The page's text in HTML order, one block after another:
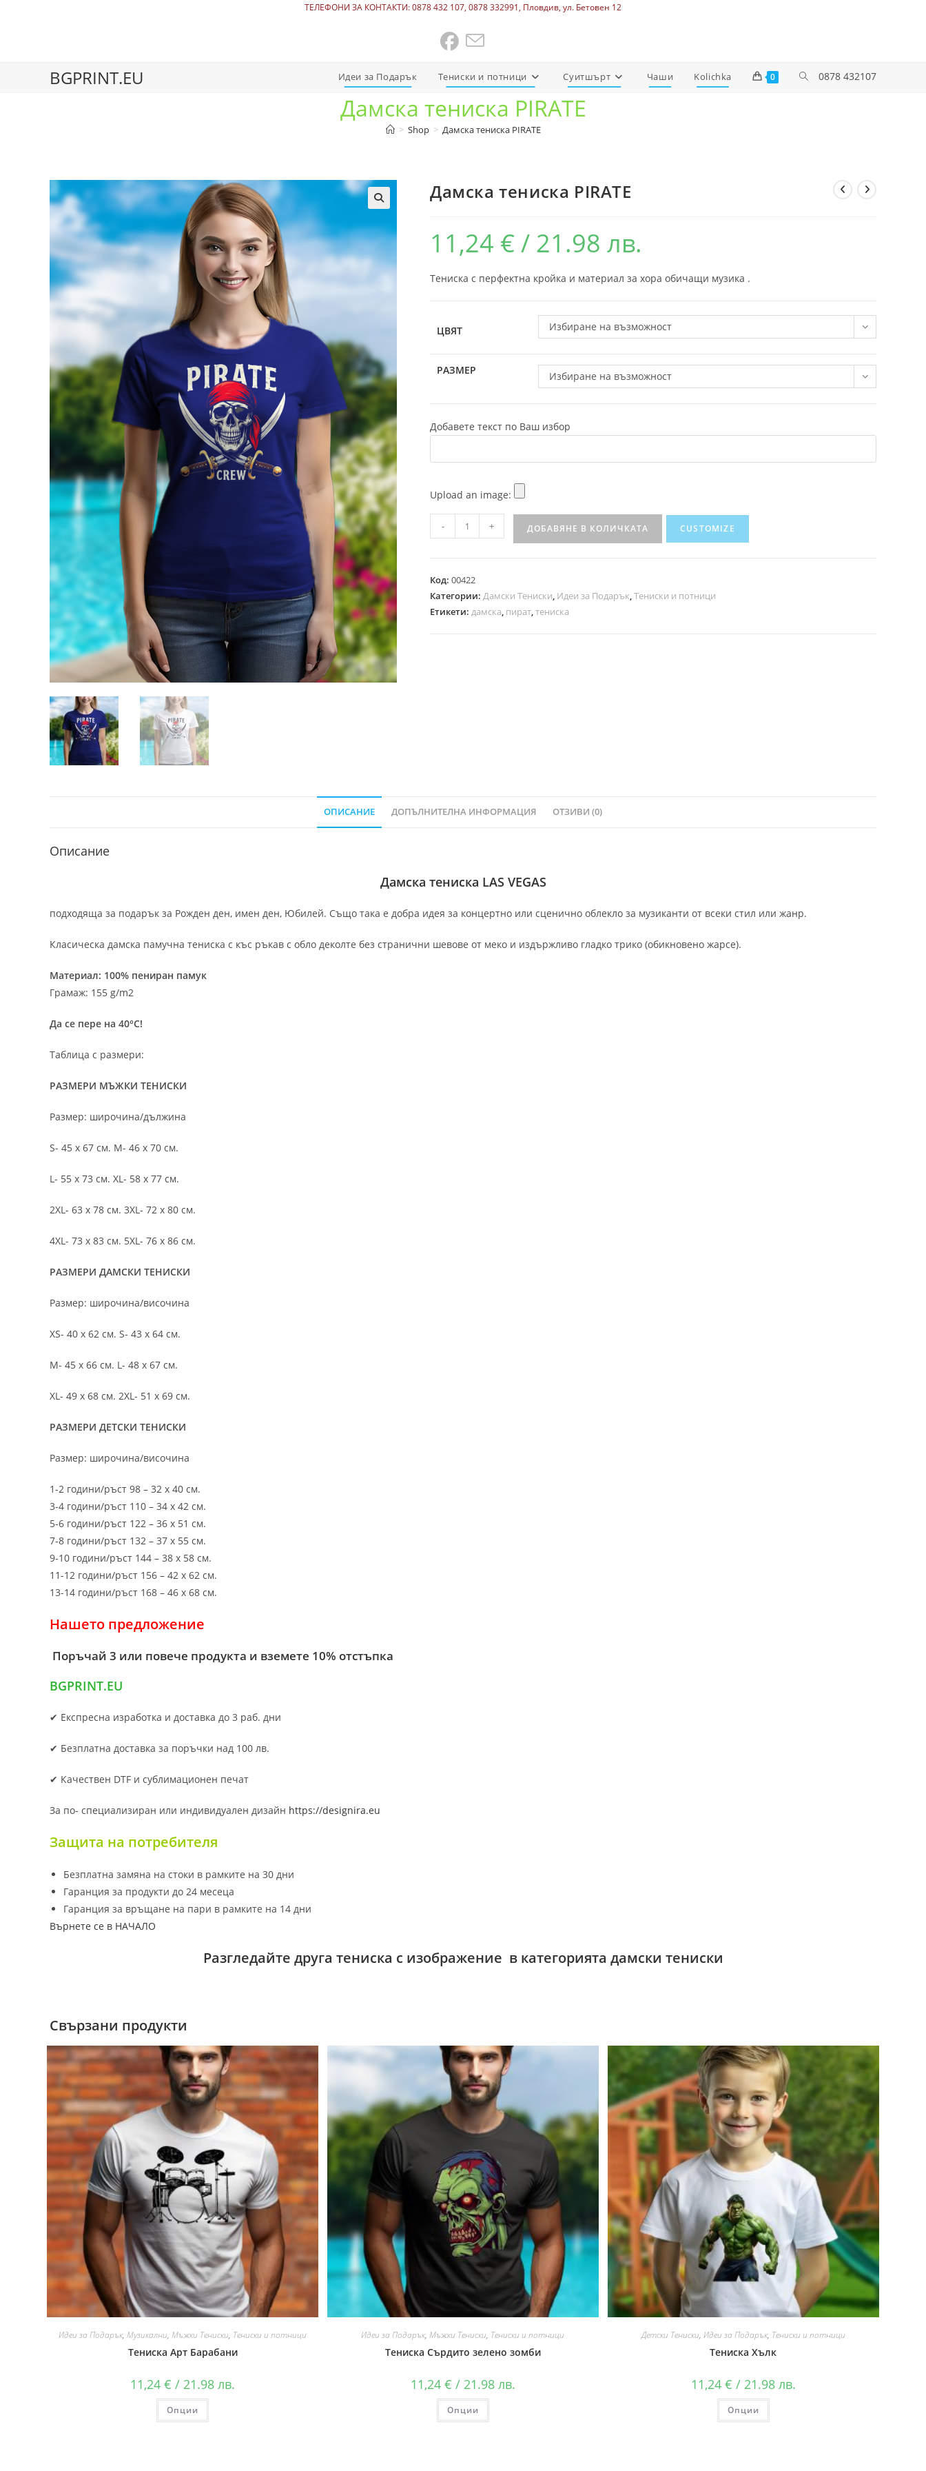
ТЕЛЕФОНИ ЗА КОНТАКТИ: 0878 432 107, 0878 332991, Пловдив, ул. Бетовен 12
BGPRINT.EU 0878 432107
Идеи за Подарък Тениски и потници Суитшърт Чаши Kolichka 0
Дамска тениска PIRATE
> Shop > Дамска тениска PIRATE
Дамска тениска PIRATE
11,24 € / 21.98 лв.
Тениска с перфектна кройка и материал за хора обичащи музика .
ЦВЯТ Избиране на възможност
РАЗМЕР Избиране на възможност
Добавете текст по Ваш избор
Upload an image:
- + ДОБАВЯНЕ В КОЛИЧКАТА CUSTOMIZE
Код: 00422
Категории: Дамски Тениски, Идеи за Подарък,Тениски и потници
Етикети: дамска, пират,тениска
ОПИСАНИЕ ДОПЪЛНИТЕЛНА ИНФОРМАЦИЯ ОТЗИВИ (0)
Описание
Дамска тениска LAS VEGAS
подходяща за подарък за Рожден ден, имен ден, Юбилей. Също така е добра идея за концертно или сценично облекло за музиканти от всеки стил или жанр.
Класическа дамска памучна тениска с къс ръкав с обло деколте без странични шевове от меко и издържливо гладко трико (обикновено жарсе).
Материал: 100% пениран памук
Грамаж: 155 g/m2
Да се пере на 40°C!
Таблица с размери:
РАЗМЕРИ МЪЖКИ ТЕНИСКИ
Размер: широчина/дължина
S- 45 х 67 см. M- 46 х 70 см.
L- 55 х 73 см. XL- 58 х 77 см.
2XL- 63 х 78 см. 3XL- 72 х 80 см.
4XL- 73 х 83 см. 5XL- 76 х 86 см.
РАЗМЕРИ ДАМСКИ ТЕНИСКИ
Размер: широчина/височина
XS- 40 х 62 см. S- 43 х 64 см.
M- 45 х 66 см. L- 48 х 67 см.
XL- 49 х 68 см. 2XL- 51 х 69 см.
РАЗМЕРИ ДЕТСКИ ТЕНИСКИ
Размер: широчина/височина
1-2 години/ръст 98 – 32 х 40 см.
3-4 години/ръст 110 – 34 х 42 см.
5-6 години/ръст 122 – 36 х 51 см.
7-8 години/ръст 132 – 37 х 55 см.
9-10 години/ръст 144 – 38 х 58 см.
11-12 години/ръст 156 – 42 x 62 см.
13-14 години/ръст 168 – 46 х 68 см.
Нашето предложение
Поръчай 3 или повече продукта и вземете 10% отстъпка
BGPRINT.EU
✔ Експресна изработка и доставка до 3 раб. дни
✔ Безплатна доставка за поръчки над 100 лв.
✔ Качествен DTF и сублимационен печат
За по- специализиран или индивидуален дизайн https://designira.eu
Защита на потребителя
Безплатна замяна на стоки в рамките на 30 дни
Гаранция за продукти до 24 месеца
Гаранция за връщане на пари в рамките на 14 дни
Върнете се в НАЧАЛО
Разгледайте друга тениска с изображение в категорията дамски тениски
Свързани продукти
Идеи за Подарък,Музикални,Мъжки Тениски, Тениски и потници
Тениска Арт Барабани
11,24€ / 21.98 лв.
Опции
Идеи за Подарък,Мъжки Тениски, Тениски и потници
Тениска Сърдито зелено зомби
11,24 € / 21.98 лв.
Опции
Детски Тениски, Идеи за Подарък, Тениски и потници
Тениска Хълк
11,24 € / 21.98 лв.
Опции